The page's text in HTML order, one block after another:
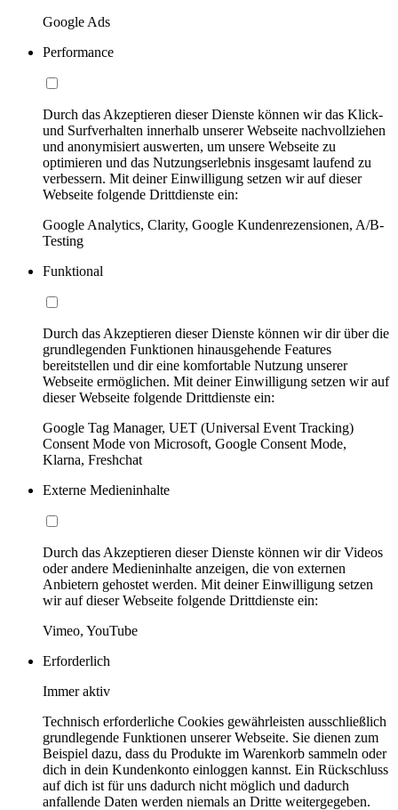
Google Ads
Performance
Durch das Akzeptieren dieser Dienste können wir das Klick-
und Surfverhalten innerhalb unserer Webseite nachvollziehen
und anonymisiert auswerten, um unsere Webseite zu
optimieren und das Nutzungserlebnis insgesamt laufend zu
verbessern. Mit deiner Einwilligung setzen wir auf dieser
Webseite folgende Drittdienste ein:
Google Analytics, Clarity, Google Kundenrezensionen, A/B-
Testing
Funktional
Durch das Akzeptieren dieser Dienste können wir dir über die
grundlegenden Funktionen hinausgehende Features
bereitstellen und dir eine komfortable Nutzung unserer
Webseite ermöglichen. Mit deiner Einwilligung setzen wir auf
dieser Webseite folgende Drittdienste ein:
Google Tag Manager, UET (Universal Event Tracking)
Consent Mode von Microsoft, Google Consent Mode,
Klarna, Freshchat
Externe Medieninhalte
Durch das Akzeptieren dieser Dienste können wir dir Videos
oder andere Medieninhalte anzeigen, die von externen
Anbietern gehostet werden. Mit deiner Einwilligung setzen
wir auf dieser Webseite folgende Drittdienste ein:
Vimeo, YouTube
Erforderlich
Immer aktiv
Technisch erforderliche Cookies gewährleisten ausschließlich
grundlegende Funktionen unserer Webseite. Sie dienen zum
Beispiel dazu, dass du Produkte im Warenkorb sammeln oder
dich in dein Kundenkonto einloggen kannst. Ein Rückschluss
auf dich ist für uns dadurch nicht möglich und dadurch
anfallende Daten werden niemals an Dritte weitergegeben.